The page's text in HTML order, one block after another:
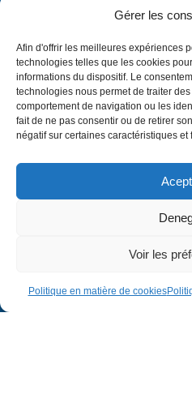
Gérer les
Afin d'offrir les meilleures expériences
technologies telles que les cookies
informations du dispositif. Le
technologies nous permet de traiter
comportement de navigation ou les
fait de ne pas consentir ou de retirer
négatif sur certaines caractéristiques et
Voir les
Politique en matière de cookies